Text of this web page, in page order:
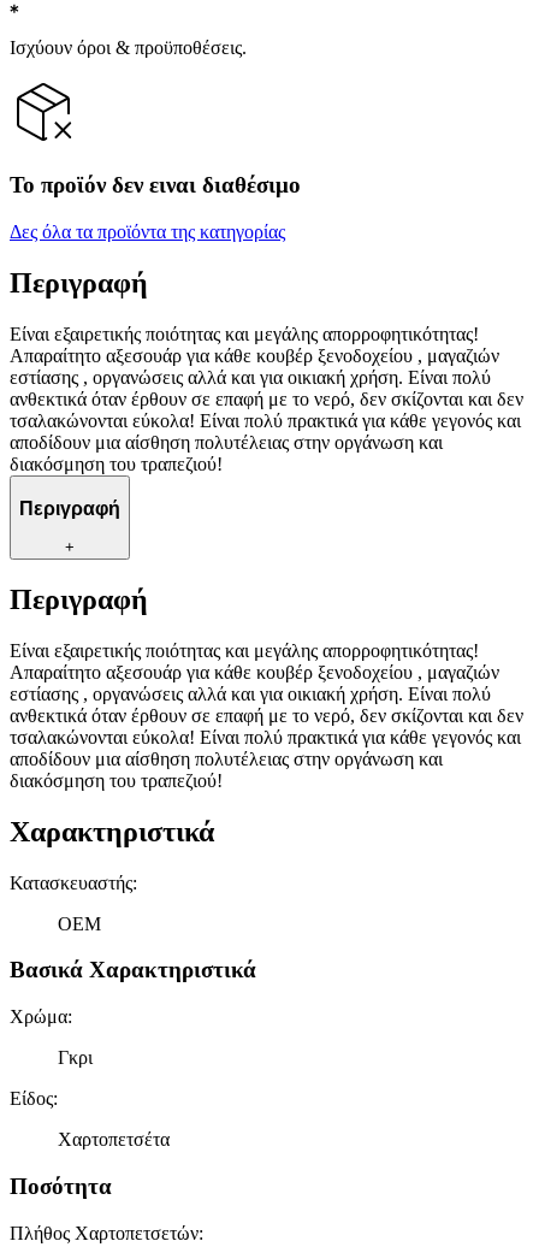
Ισχύουν όροι & προϋποθέσεις.
Το προϊόν δεν ειναι διαθέσιμο
Δες όλα τα προϊόντα της κατηγορίας
Περιγραφή
Είναι εξαιρετικής ποιότητας και μεγάλης απορροφητικότητας!
Απαραίτητο αξεσουάρ για κάθε κουβέρ ξενοδοχείου , μαγαζιών
εστίασης , οργανώσεις αλλά και για οικιακή χρήση. Είναι πολύ
ανθεκτικά όταν έρθουν σε επαφή με το νερό, δεν σκίζονται και δεν
τσαλακώνονται εύκολα! Είναι πολύ πρακτικά για κάθε γεγονός και
αποδίδουν μια αίσθηση πολυτέλειας στην οργάνωση και
διακόσμηση του τραπεζιού!
Περιγραφή
+
Περιγραφή
Είναι εξαιρετικής ποιότητας και μεγάλης απορροφητικότητας!
Απαραίτητο αξεσουάρ για κάθε κουβέρ ξενοδοχείου , μαγαζιών
εστίασης , οργανώσεις αλλά και για οικιακή χρήση. Είναι πολύ
ανθεκτικά όταν έρθουν σε επαφή με το νερό, δεν σκίζονται και δεν
τσαλακώνονται εύκολα! Είναι πολύ πρακτικά για κάθε γεγονός και
αποδίδουν μια αίσθηση πολυτέλειας στην οργάνωση και
διακόσμηση του τραπεζιού!
Χαρακτηριστικά
Κατασκευαστής:
OEM
Βασικά Χαρακτηριστικά
Χρώμα:
Γκρι
Είδος:
Χαρτοπετσέτα
Ποσότητα
Πλήθος Χαρτοπετσετών: